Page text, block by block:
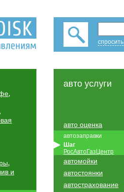
,
,
,
и
авто услуги
авто оценка
автозаправки
Шаг
РосАвтоГазЦентр
автомойки
автостоянки
автострахование